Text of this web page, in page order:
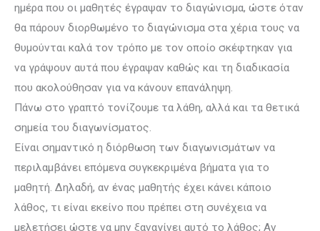
ημέρα που οι μαθητές έγραψαν το διαγώνισμα, ώστε όταν
θα πάρουν διορθωμένο το διαγώνισμα στα χέρια τους να
θυμούνται καλά τον τρόπο με τον οποίο σκέφτηκαν για
να γράψουν αυτά που έγραψαν καθώς και τη διαδικασία
που ακολούθησαν για να κάνουν επανάληψη.
Πάνω στο γραπτό τονίζουμε τα λάθη, αλλά και τα θετικά
σημεία του διαγωνίσματος.
Είναι σημαντικό η διόρθωση των διαγωνισμάτων να
περιλαμβάνει επόμενα συγκεκριμένα βήματα για το
μαθητή. Δηλαδή, αν ένας μαθητής έχει κάνει κάποιο
λάθος, τι είναι εκείνο που πρέπει στη συνέχεια να
μελετήσει ώστε να μην ξαναγίνει αυτό το λάθος; Αν